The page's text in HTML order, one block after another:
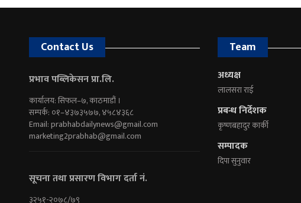
Contact Us
प्रभाव पब्लिकेसन प्रा.लि.
कार्यालय: सिफल–७, काठमाडौं ।
सम्पर्क: ०१–४३७३५७७, ४५८४३६८
Email:prabhabdailynews@gmail.com
marketing2prabhab@gmail.com
सूचना तथा प्रसारण विभाग दर्ता नं.
३२५१-२०७८/७९
Team
अध्यक्ष
लालसरा राई
प्रबन्ध निर्देशक
कृष्णबहादुर कार्की
सम्पादक
दिपा सुनुवार